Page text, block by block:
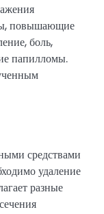
повышающие
боль,
папилломы.
средствами
удаление
разные